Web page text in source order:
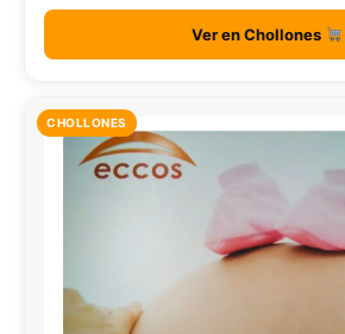
Ver en Chollones
CHOLLONES